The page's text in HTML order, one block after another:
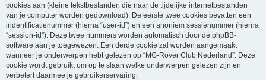
cookies aan (kleine tekstbestanden die naar de tijdelijke internetbestanden
van je computer worden gedownload). De eerste twee cookies bevatten een
indentificatienummer (hierna “user-id”) en een anoniem sessienummer (hierna
“session-id”). Deze twee nummers worden automatisch door de phpBB-
software aan je toegewezen. Een derde cookie zal worden aangemaakt
wanneer je onderwerpen hebt gelezen op “MG-Rover Club Nederland”. Deze
cookie wordt gebruikt om op te slaan welke onderwerpen gelezen zijn en
verbetert daarmee je gebruikerservaring.